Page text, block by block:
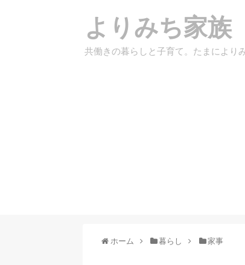
よりみち家族
共働きの暮らしと子育て。たまにより
ホーム 暮らし 家事